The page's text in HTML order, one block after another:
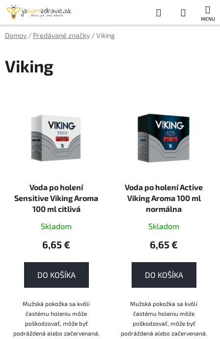
Prejsť
obsah
Hľadať
KOŠÍK
Domov / Predávané značky /Viking
Viking
Voda po holení
Sensitive Viking Aroma
100 ml citlivá
Skladom
6,65 €
DO KOŠÍKA
Mužská pokožka sa kvôli
častému holeniu môže
poškodzovať, môže byť
podráždená alebo začervenaná.
Voda po holení Active
Viking Aroma 100 ml
normálna
Skladom
6,65 €
DO KOŠÍKA
Mužská pokožka sa kvôli
častému holeniu môže
poškodzovať, môže byť
podráždená alebo začervenaná.